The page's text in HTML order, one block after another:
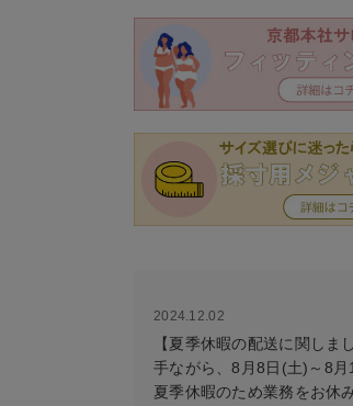
2024.12.02
【夏季休暇の配送に関しま
手ながら、8月8日(土)～8
夏季休暇のため業務をお休